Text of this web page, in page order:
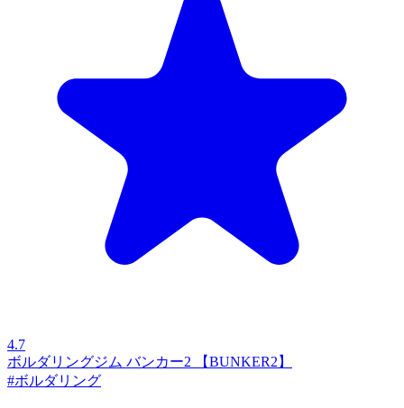
4.7
ボルダリングジム バンカー2 【BUNKER2】
#ボルダリング